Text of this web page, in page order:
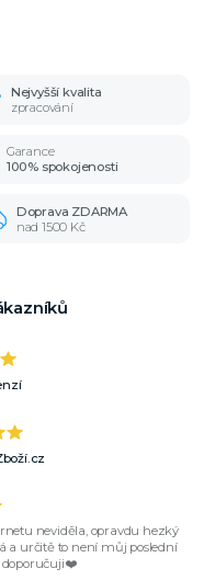
Nejvyšší kvalita
zpracování
Garance
100% spokojenosti
Doprava ZDARMA
nad 1500 Kč
neviděla, opravdu hezký
a určitě to není můj poslední
doporučuji❤️